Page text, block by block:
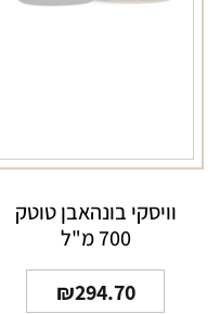
וויסקי בונהאבן טוטק
700 מ"ל
₪294.70